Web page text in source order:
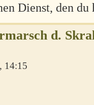
Dienst, den
d.
14:15